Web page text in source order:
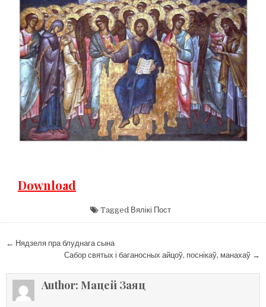
Download
Tagged Вялікі Пост
Навігацыя
запісах
← Нядзеля пра блуднага сына
Сабор святых і баганосных айцоў, поснікаў, манахаў →
Author: Мацей Заяц